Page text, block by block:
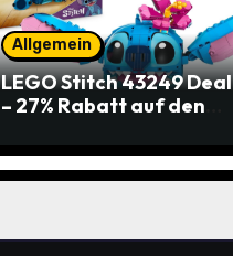
Allgemein
LEGO Stitch 43249 Deal
– 27% Rabatt auf den